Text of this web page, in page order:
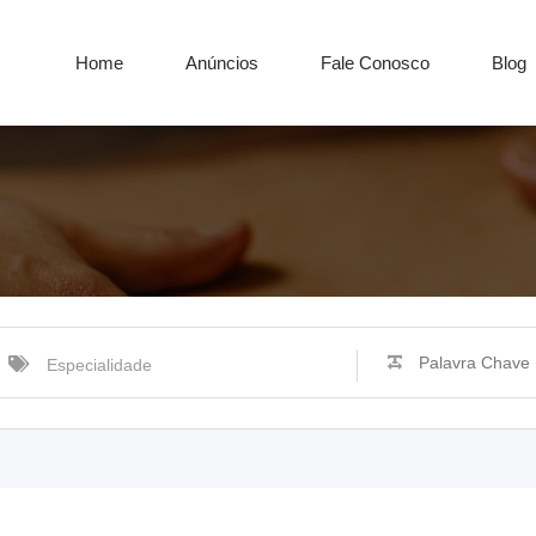
Home Anúncios Fale Conosco Blog
Especialidade